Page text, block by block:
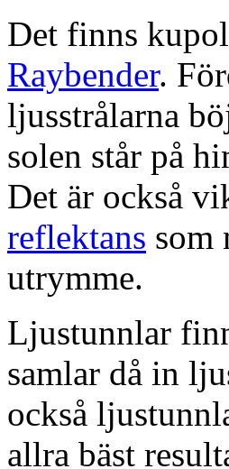
Det finns
Raybender.
ljusstrålarna
solen står på
Det är också
reflektans som
utrymme.
Ljustunnlar
samlar då in
också
allra bäst